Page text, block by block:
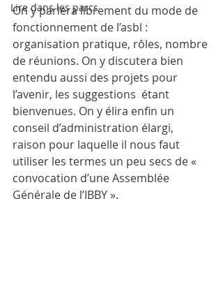
Lire dans les parcs
On y parlera librement du mode de
fonctionnement de l’asbl :
organisation pratique, rôles, nombre
de réunions. On y discutera bien
entendu aussi des projets pour
l’avenir, les suggestions  étant
bienvenues. On y élira enfin un
conseil d’administration élargi,
raison pour laquelle il nous faut
utiliser les termes un peu secs de «
convocation d’une Assemblée
Générale de l’IBBY ».